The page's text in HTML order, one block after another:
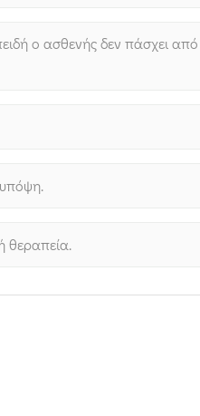
ο ασθενής δεν πάσχει
θεραπεία.